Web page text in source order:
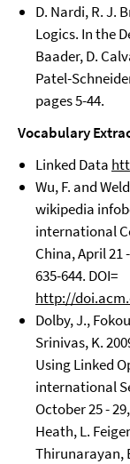
D. Nardi, R. J.
Logics. In the
Baader, D.
Patel-
pages 5-44.
Vocabulary
Linked Data
Wu, F. and
wikipedia
international
China, April 21
635-644. DOI=
http://
Dolby, J.,
Srinivas, K.
Using Linked
international
October 25 -
Heath, L.
Thirunarayan,